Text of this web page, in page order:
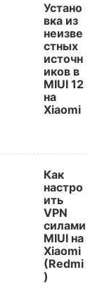
Устано
вка из
неизве
стных
источн
иков в
MIUI 12
на
Xiaomi
Как
настро
ить
VPN
силами
MIUI на
Xiaomi
(Redmi
)